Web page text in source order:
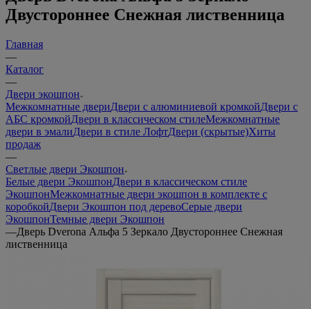
Двустороннее Снежная лиственница
Главная
—
Каталог
—
Двери экошпон
Межкомнатные двериДвери с алюминиевой кромкойДвери с
АБС кромкойДвери в классическом стилеМежкомнатные
двери в эмалиДвери в стиле ЛофтДвери (скрытые)Хиты
продаж
—
Светлые двери Экошпон
Белые двери ЭкошпонДвери в классическом стиле
ЭкошпонМежкомнатные двери экошпон в комплекте с
коробкойДвери Экошпон под деревоСерые двери
ЭкошпонТемные двери Экошпон
—Дверь Dverona Альфа 5 Зеркало Двустороннее Снежная
лиственница